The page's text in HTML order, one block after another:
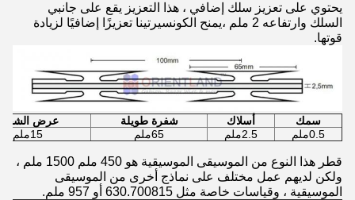
يحتوي على تعزيز سلك إضافي ، هذا التعزيز يقع على جانبي
السلك وارتفاعه 2 ملم ،يمنح الكونسيرتينا تعزيزًا إضافيًا لزيادة
قوتها.
سمك أسلاك شفرة طويلة
عرض
0.5ملم
2.5ملم 65ملم 15ملم
قطر هذا النوع من الموسيقى الموسيقية هو 450 ملم 1500 ملم ،
ولكن لديهم عمل مختلف على نماذج أخرى من الموسيقى
الموسيقية ، وقياسات خاصة مثل 630.700815 أو 957 ملم.